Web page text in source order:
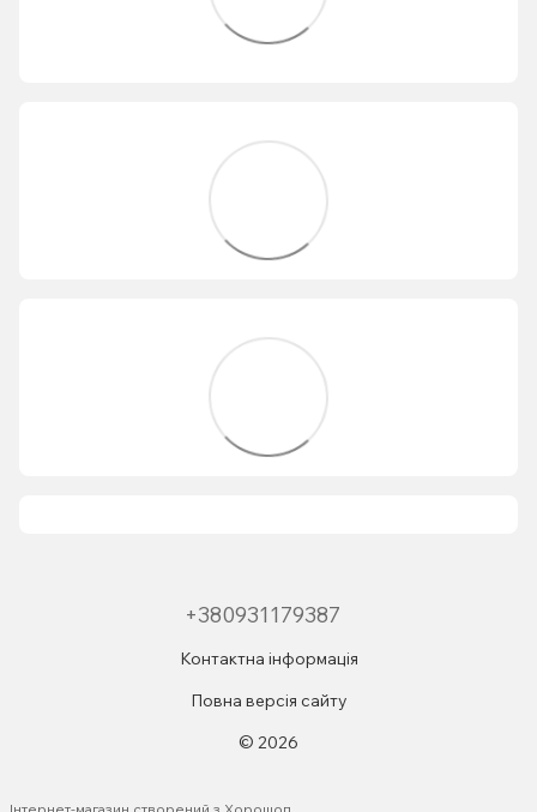
+380931179387
Контактна інформація
Повна версія сайту
© 2026